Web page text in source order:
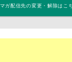
ガ配信先の変更・解除はこ